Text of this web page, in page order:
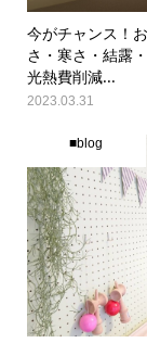
今がチャンス！
さ・寒さ・結露
光熱費削減...
2023.03.31
■blog